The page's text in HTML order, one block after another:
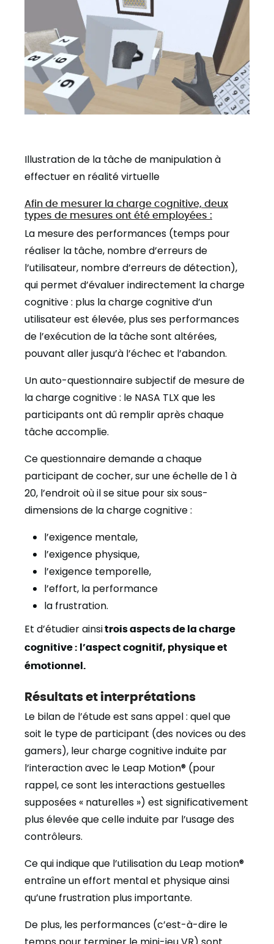
Illustration de la tâche de manipulation à
effectuer en réalité virtuelle
Afin de mesurer la charge cognitive, deux
types de mesures ont été employées :
La mesure des performances (temps pour
réaliser la tâche, nombre d’erreurs de
l’utilisateur, nombre d’erreurs de détection),
qui permet d’évaluer indirectement la charge
cognitive : plus la charge cognitive d’un
utilisateur est élevée, plus ses performances
de l’exécution de la tâche sont altérées,
pouvant aller jusqu’à l’échec et l’abandon.
Un auto-questionnaire subjectif de mesure de
la charge cognitive: le NASA TLX que les
participants ont dû remplir après chaque
tâche accomplie.
Ce questionnaire demande a chaque
participant de cocher, sur une échelle de 1 à
20, l’endroit où il se situe pour six sous-
dimensions de la charge cognitive :
l’exigence mentale,
l’exigence physique,
l’exigence temporelle,
l’effort, la performance
la frustration.
Et d’étudier ainsitrois aspects de la charge
cognitive : l’aspect cognitif, physique et
émotionnel.
Résultats et interprétations
Le bilan de l’étude est sans appel : quel que
soit le type de participant (des novices ou des
gamers), leur charge cognitive induite par
l’interaction avec le Leap Motion® (pour
rappel, ce sont les interactions gestuelles
supposées « naturelles ») est significativement
plus élevée que celle induite par l’usage des
contrôleurs.
Ce qui indique que l’utilisation du Leap motion®
entraîne un effort mental et physique ainsi
qu’une frustration plus importante.
De plus, les performances (c’est-à-dire le